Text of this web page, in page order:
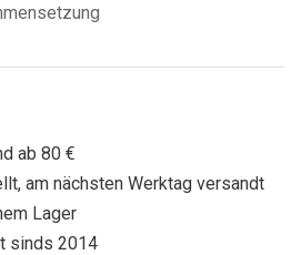
ab 80 €
am nächsten Werktag versandt
Lager
sinds 2014